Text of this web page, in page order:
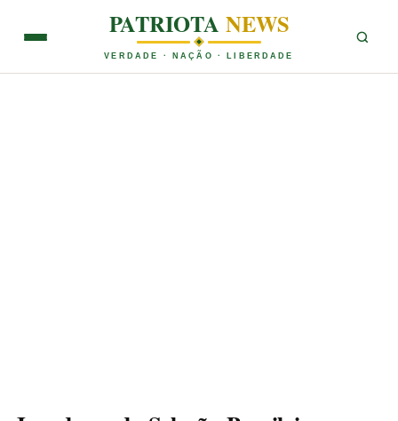
PATRIOTANEWS
VERDADE · NAÇÃO · LIBERDADE